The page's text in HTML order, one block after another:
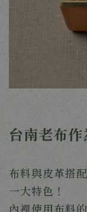
台南老布
布料與皮革搭
一大特色！
內裡使用布料